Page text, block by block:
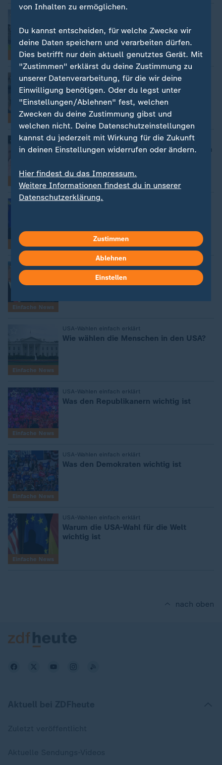
Einfache News
Einfache News
Bundestags-Wahl einfach erklärt
:
Warum wird die Bundestags-Wahl
vorgezogen?
Einfache News
USA-Wahlen einfach erklärt
:
Donald Trump ist neuer Präsident in den
Einfache News
USA-Wahlen einfach erklärt
:
Einfache News
USA-Wahlen einfach erklärt
:
Wen können die Menschen in den USA
wählen?
Einfache News
USA-Wahlen einfach erklärt
Wie wählen die Menschen in den USA?
Einfache News
USA-Wahlen einfach erklärt
: Was den Republikanern wichtig ist
Einfache News
USA-Wahlen einfach erklärt
: Was den Demokraten wichtig ist
Einfache News
USA-Wahlen einfach erklärt
:
Warum die USA-Wahl für die Welt
wichtig ist
nach oben
von Inhalten zu ermöglichen.
Du kannst entscheiden, für welche Zwecke wir
deine Daten speichern und verarbeiten dürfen.
Dies betrifft nur dein aktuell genutztes Gerät. Mit
"Zustimmen" erklärst du deine Zustimmung zu
unserer Datenverarbeitung, für die wir deine
Einwilligung benötigen. Oder du legst unter
"Einstellungen/Ablehnen" fest, welchen
Zwecken du deine Zustimmung gibst und
welchen nicht. Deine Datenschutzeinstellungen
kannst du jederzeit mit Wirkung für die Zukunft
in deinen Einstellungen widerrufen oder ändern.
Hier findest du das Impressum.
Weitere Informationen findest du in unserer
Datenschutzerklärung.
Zustimmen
Ablehnen
Einstellen